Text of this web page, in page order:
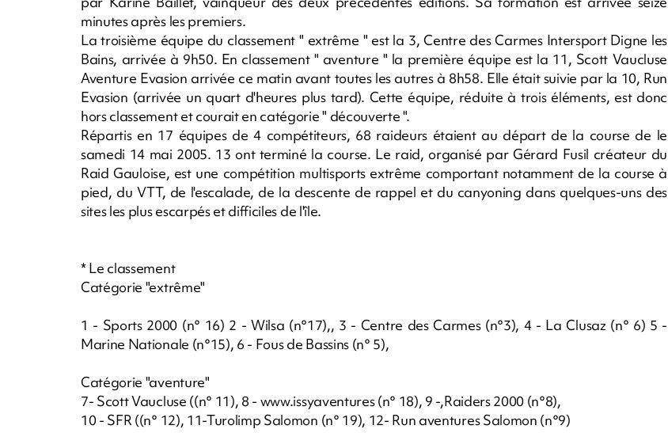
minutes après les premiers.
La troisième équipe du classement " extrême " est la 3, Centre des Carmes Intersport Digne les
Bains, arrivée à 9h50. En classement " aventure " la première équipe est la 11, Scott Vaucluse
Aventure Evasion arrivée ce matin avant toutes les autres à 8h58. Elle était suivie par la 10, Run
Evasion (arrivée un quart d'heures plus tard). Cette équipe, réduite à trois éléments, est donc
hors classement et courait en catégorie " découverte ".
Répartis en 17 équipes de 4 compétiteurs, 68 raideurs étaient au départ de la course de le
samedi 14 mai 2005. 13 ont terminé la course. Le raid, organisé par Gérard Fusil créateur du
Raid Gauloise, est une compétition multisports extrême comportant notamment de la course à
pied, du VTT, de l'escalade, de la descente de rappel et du canyoning dans quelques-uns des
sites les plus escarpés et difficiles de l'île.
* Le classement
Catégorie "extrême"
1 - Sports 2000 (n° 16) 2 - Wilsa (n°17),, 3 - Centre des Carmes (n°3), 4 - La Clusaz (n° 6) 5 -
Marine Nationale (n°15), 6 - Fous de Bassins (n° 5),
Catégorie "aventure"
7- Scott Vaucluse ((n° 11), 8 - www.issyaventures (n° 18), 9 -,Raiders 2000 (n°8),
10 - SFR ((n° 12), 11-Turolimp Salomon (n° 19), 12- Run aventures Salomon (n°9)